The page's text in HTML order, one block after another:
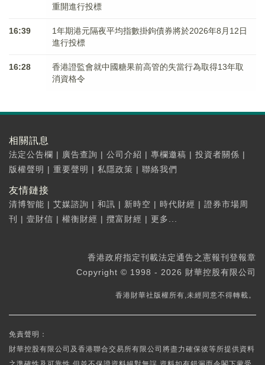
重開進行投標
16:39
1年期港元隔夜平均指數掛鉤債券將於2026年8月12日
進行投標
16:28
香港證監會就中國糖果前高管的失當行為取得13年取
消資格令
相關訊息
法定公告欄 | 廣告查詢 | 公司介紹 | 專欄邀稿 | 投資者關係 |
版權聲明 | 重要聲明 | 私隱政策 | 聯絡我們
友情鏈接
清博智能 | 艾媒諮詢 | 和訊 | 新時空 | 時代財經 | 證券市場周
刊
| 壹財信 | 權衡財經 | 攬富財經 | 更多...
香港政府指定刊載法定通告之憲報刊登報章
Copyright © 1998 - 2026 財華控股有限公司
香港財華社版權所有,未經同意不得轉載。
免責聲明：
財華控股有限公司及香港聯合交易所有限公司將盡力確保彼等所提供資料